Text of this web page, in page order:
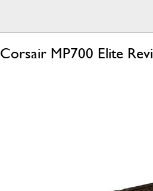
Corsair MP700 Elite